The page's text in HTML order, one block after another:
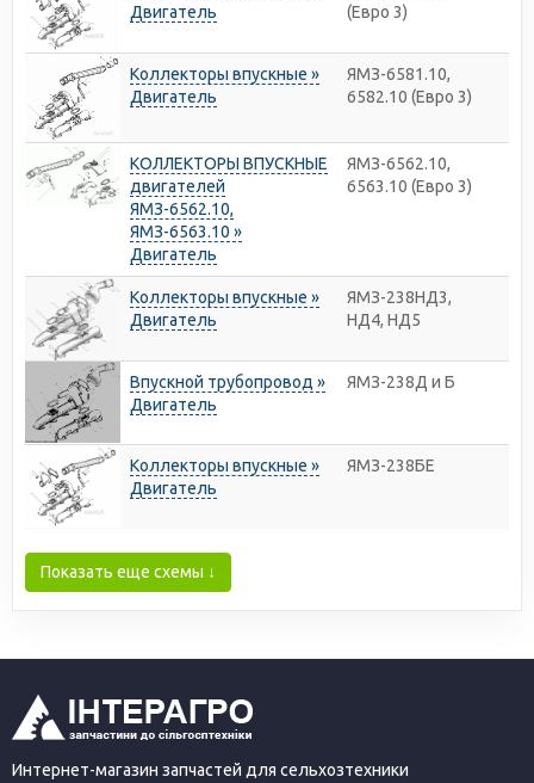
Двигатель
(Евро 3)
Коллекторы впускные »
Двигатель
ЯМЗ-6581.10,
6582.10 (Евро 3)
КОЛЛЕКТОРЫ ВПУСКНЫЕ
двигателей
ЯМЗ-6562.10,
ЯМЗ-6563.10 »
Двигатель
ЯМЗ-6562.10,
6563.10 (Евро 3)
Коллекторы впускные »
Двигатель
ЯМЗ-238НД3,
НД4, НД5
Впускной трубопровод »
Двигатель
ЯМЗ-238Д и Б
Коллекторы впускные »
Двигатель
ЯМЗ-238БЕ
Показать еще схемы ↓
Интернет-магазин запчастей для сельхозтехники